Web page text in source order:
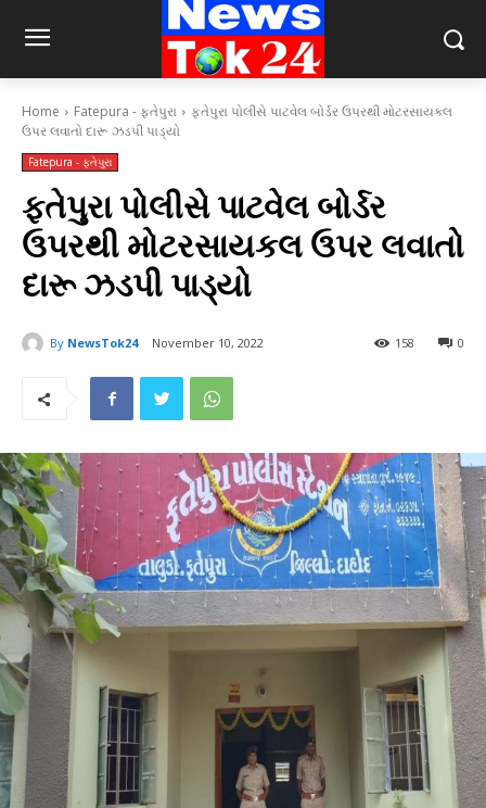
Home Fatepura - ફતેપુરા
ફતેપુરા પોલીસે પાટવેલ બોર્ડર ઉપરથી મોટરસાયકલ
ઉપર લવાતો દારૂ ઝડપી પાડ્યો
Fatepura - ફતેપુરા
ફતેપુરા પોલીસે પાટવેલ બોર્ડર
ઉપરથી મોટરસાયકલ ઉપર લવાતો
દારૂ ઝડપી પાડ્યો
By NewsTok24 November 10, 2022 0
158